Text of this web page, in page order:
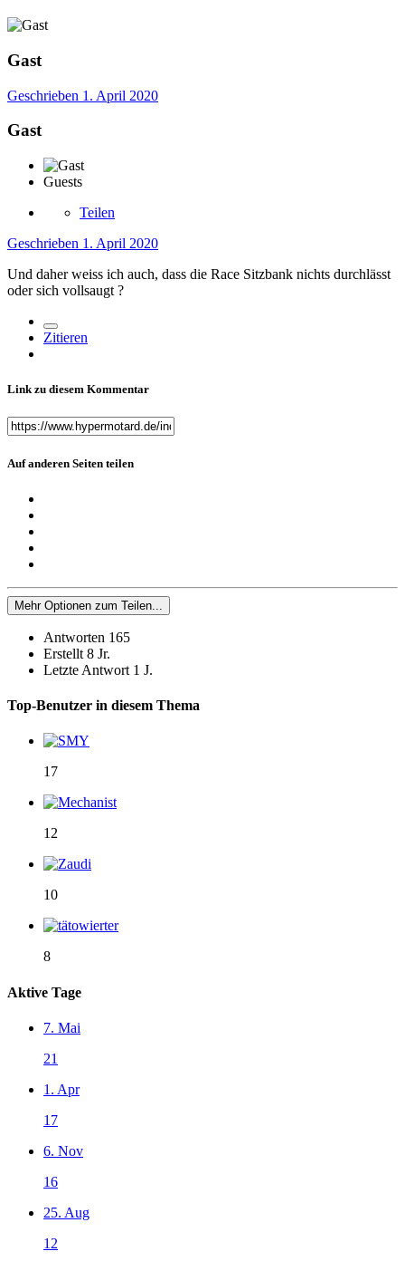
Gast
Geschrieben 1. April 2020
Gast
Guests
Teilen
Geschrieben 1. April 2020
Und daher weiss ich auch, dass die Race Sitzbank nichts durchlässt
oder sich vollsaugt ?
Zitieren
Link zu diesem Kommentar
Auf anderen Seiten teilen
Mehr Optionen zum Teilen...
Antworten 165
Erstellt 8 Jr.
Letzte Antwort 1 J.
Top-Benutzer in diesem Thema
17
12
10
8
Aktive Tage
7. Mai
21
1. Apr
17
6. Nov
16
25. Aug
12